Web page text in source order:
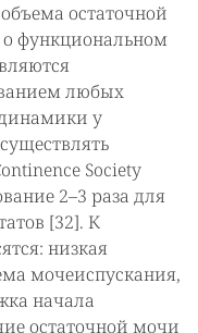
остаточной
функциональном
любых
у
Society
2–3 раза для
[32]. К
низкая
мочеиспускания,
начала
остаточной мочи